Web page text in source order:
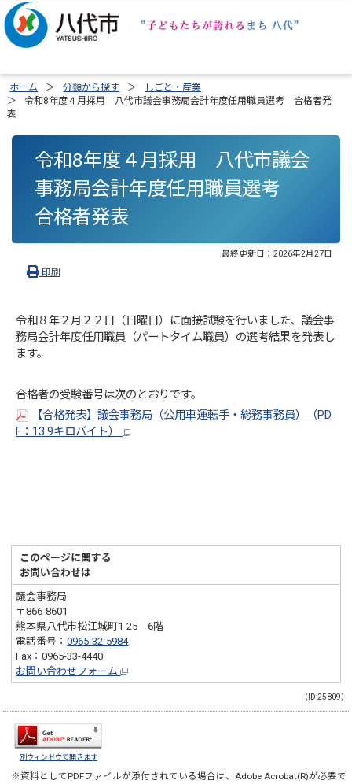
ホーム 分類から探す
しごと・産業
令和8年度４月採用 八代市議会事務局会計年度任用職員選考 合格者発
表
令和8年度４月採用 八代市議会
事務局会計年度任用職員選考
合格者発表
最終更新日： 2026年2月27日
印刷
令和８年２月２２日（日曜日）に面接試験を行いました、議会事
務局会計年度任用職員（パートタイム職員）の選考結果を発表し
ます。
合格者の受験番号は次のとおりです。
【合格発表】議会事務局（公用車運転手・総務事務員）（PD
F：13.9キロバイト）
このページに関する
お問い合わせは
議会事務局
〒866-8601
熊本県八代市松江城町1-25 6階
電話番号：0965-32-5984
Fax：0965-33-4440
お問い合わせフォーム
（ID:25809）
別ウィンドウで開きます
※資料としてPDFファイルが添付されている場合は、 Adobe Acrobat(R)が必要で